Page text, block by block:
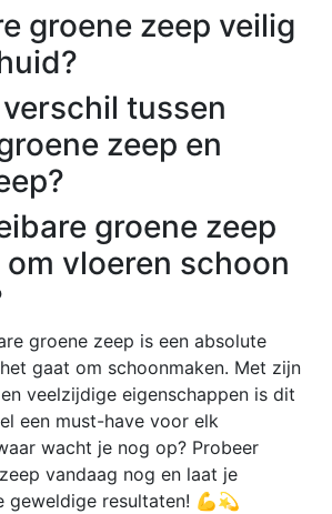
groene zeep veilig
tussen
zeep en
groene zeep
vloeren schoon
groene zeep is een absolute
gaat om schoonmaken. Met zijn
veelzijdige eigenschappen is dit
een must-have voor elk
wacht je nog op? Probeer
vandaag nog en laat je
geweldige resultaten! 💪💫